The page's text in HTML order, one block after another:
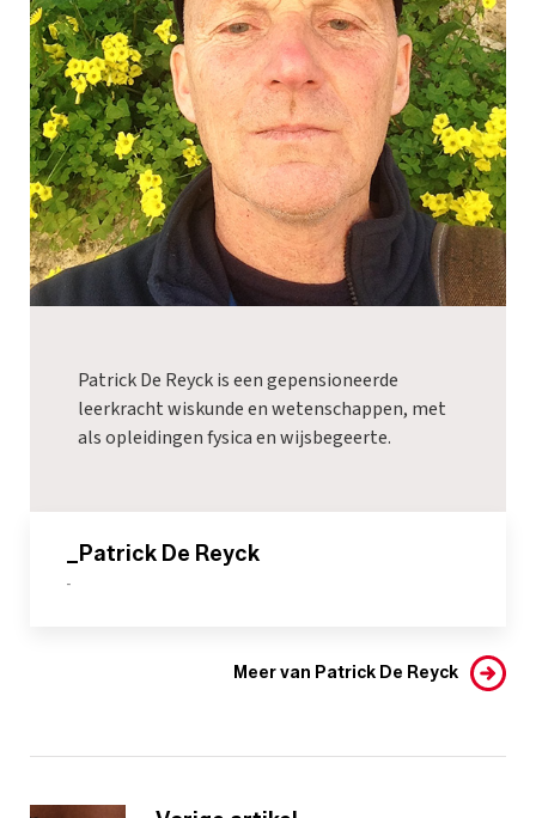
Patrick De Reyck is een gepensioneerde
leerkracht wiskunde en wetenschappen, met
als opleidingen fysica en wijsbegeerte.
_Patrick De Reyck
-
Meer van Patrick De Reyck